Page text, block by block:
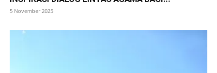
5 November 2025